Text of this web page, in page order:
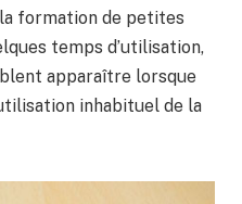
formation de petites
temps d’utilisation,
apparaître lorsque
inhabituel de la